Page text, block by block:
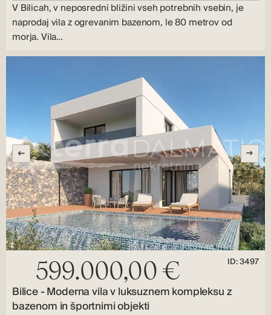
V Bilicah, v neposredni bližini vseh potrebnih vsebin, je
naprodaj vila z ogrevanim bazenom, le 80 metrov od
morja. Vila…
599.000,00 € ID: 3497
Bilice - Moderna vila v luksuznem kompleksu z
bazenom in športnimi objekti